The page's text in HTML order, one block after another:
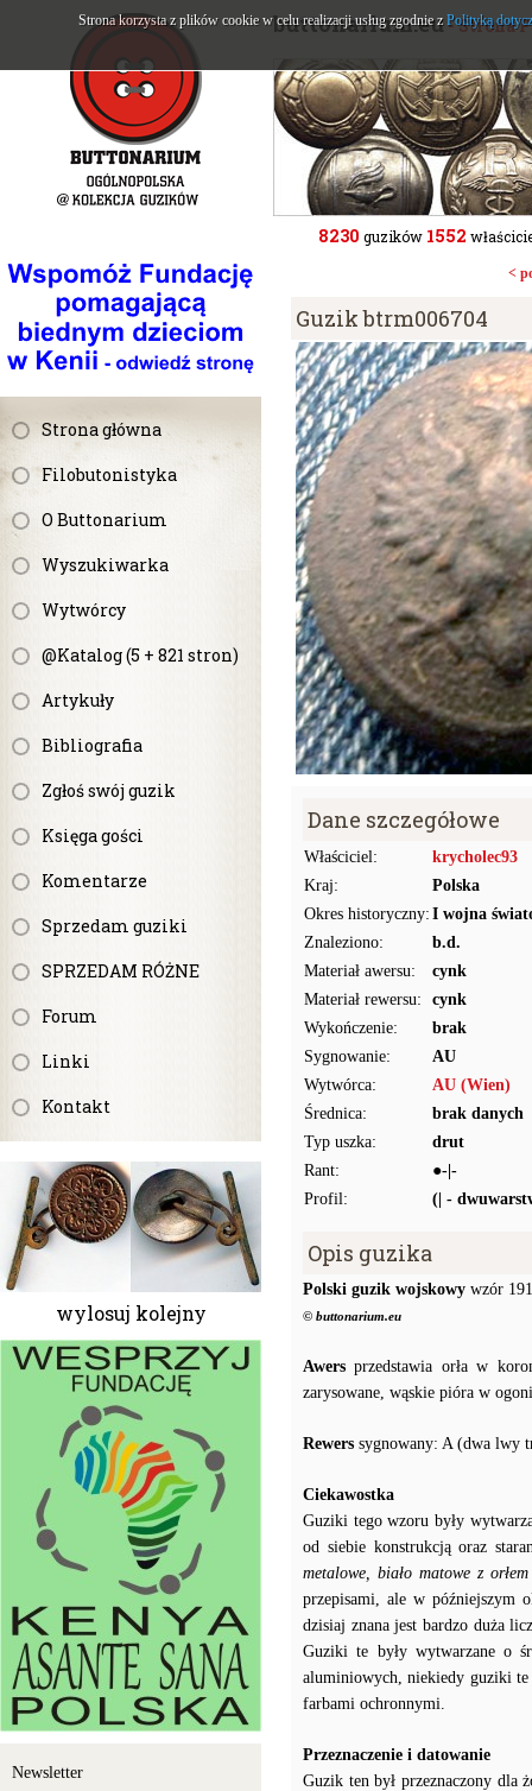
Strona główna
Filobutonistyka
O Buttonarium
Wyszukiwarka
Wytwórcy
@Katalog (5 + 821 stron)
Artykuły
Bibliografia
Zgłoś swój guzik
Księga gości
Komentarze
Sprzedam guziki
SPRZEDAM RÓŻNE
Forum
Linki
Kontakt
wylosuj kolejny
Newsletter
buttonarium.eu- Strona
8230 guzików 1552
<
Guzik btrm006704
Dane szczegółowe
Właściciel:
krycholec93
Kraj:
Polska
Okres historyczny: I wojna
Znaleziono:
b.d.
Materiał awersu:
cynk
Materiał rewersu:
cynk
Wykończenie:
brak
Sygnowanie:
AU
Wytwórca:
AU (Wien)
Średnica:
brak danych
Typ uszka:
drut
Rant:
●-|-
Profil:
(| -
Opis guzika
Polski guzik wojskowy wzór
© buttonarium.eu
Awers przedstawia orła w
zarysowane, wąskie pióra w
Rewers sygnowany: A (dwa lwy
Ciekawostka
Guziki tego wzoru były
od siebie konstrukcją oraz
metalowe, biało matowe z
przepisami, ale w późniejszym
dzisiaj znana jest bardzo duża
Guziki te były wytwarzane o
aluminiowych, niekiedy guziki te
farbami ochronnymi.
Przeznaczenie i datowanie
Guzik ten był przeznaczony dla
Strona korzysta z plików cookie w celu realizacji usług zgodnie z Polityką